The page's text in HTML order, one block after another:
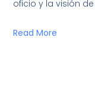
oficio y la visión
Read More